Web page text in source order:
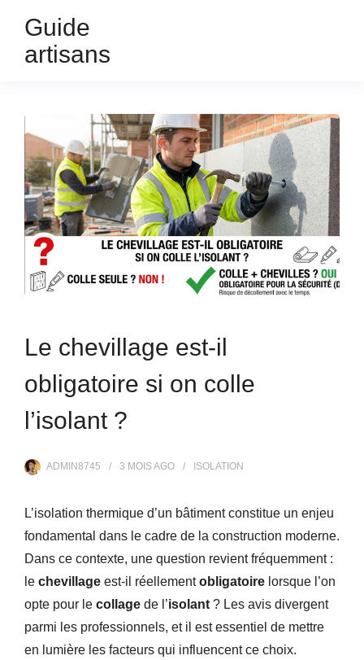
Guide
artisans
Le chevillage est-il
obligatoire si on colle
l’isolant ?
ADMIN8745 3 MOISAGO ISOLATION
L’isolation thermique d’un bâtiment constitue un enjeu
fondamental dans le cadre de la construction moderne.
Dans ce contexte, une question revient fréquemment :
le chevillage est-il réellementobligatoire lorsque l’on
opte pour le collage de l’isolant ? Les avis divergent
parmi les professionnels, et il est essentiel de mettre
en lumière les facteurs qui influencent ce choix.